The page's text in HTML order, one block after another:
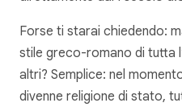
Forse ti starai chiedendo:
stile greco-romano di tutta
altri? Semplice: nel
divenne religione di stato,